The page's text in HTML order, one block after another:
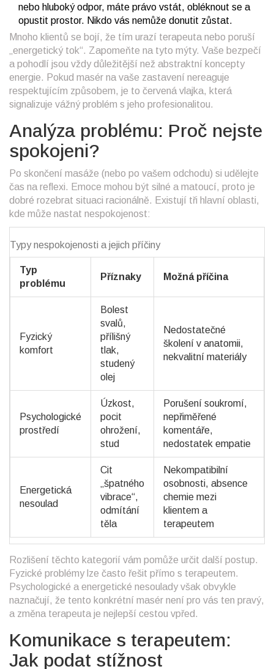
nebo hluboký odpor, máte právo vstát, obléknout se a
opustit prostor. Nikdo vás nemůže donutit zůstat.
Mnoho klientů se bojí, že tím urazí terapeuta nebo poruší
„energetický tok“. Zapomeňte na tyto mýty. Vaše bezpečí
a pohodlí jsou vždy důležitější než abstraktní koncepty
energie. Pokud masér na vaše zastavení nereaguje
respektujícím způsobem, je to červená vlajka, která
signalizuje vážný problém s jeho profesionalitou.
Analýza problému: Proč nejste
spokojeni?
Po skončení masáže (nebo po vašem odchodu) si udělejte
čas na reflexi. Emoce mohou být silné a matoucí, proto je
dobré rozebrat situaci racionálně. Existují tři hlavní oblasti,
kde může nastat nespokojenost:
Typy nespokojenosti a jejich příčiny
Typ
problému
Příznaky Možná příčina
Fyzický
komfort
Bolest
svalů,
přílišný
tlak,
studený
olej
Nedostatečné
školení v anatomii,
nekvalitní materiály
Psychologické
prostředí
Úzkost,
pocit
ohrožení,
stud
Porušení soukromí,
nepřiměřené
komentáře,
nedostatek empatie
Energetická
nesoulad
Cit
„špatného
vibrace“,
odmítání
těla
Nekompatibilní
osobnosti, absence
chemie mezi
klientem a
terapeutem
Rozlišení těchto kategorií vám pomůže určit další postup.
Fyzické problémy lze často řešit přímo s terapeutem.
Psychologické a energetické nesoulady však obvykle
naznačují, že tento konkrétní masér není pro vás ten pravý,
a změna terapeuta je nejlepší cestou vpřed.
Komunikace s terapeutem:
Jak podat stížnost